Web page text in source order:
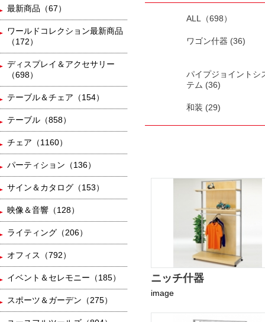
最新商品（67）
ワールドコレクション最新商品
（172）
ディスプレイ＆アクセサリー
（698）
テーブル＆チェア（154）
テーブル（858）
チェア（1160）
パーティション（136）
サイン＆カタログ（153）
映像＆音響（128）
ライティング（206）
オフィス（792）
イベント＆セレモニー（185）
スポーツ＆ガーデン（275）
ALL（698）
ワゴン什器 (36)
パイプジョイントシ
テム (36)
和装 (29)
ニッチ什器
image